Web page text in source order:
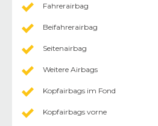
Fahrerairbag
Beifahrerairbag
Seitenairbag
Weitere Airbags
Kopfairbags im Fond
Kopfairbags vorne